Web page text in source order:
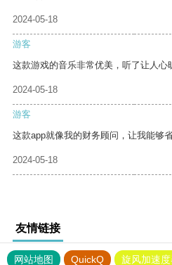
2024-05-18
游客
这款游戏的音乐非常优美，听了让人心
2024-05-18
游客
这款app就像我的财务顾问，让我能够省
2024-05-18
友情链接
网站地图 QuickQ 旋风加速度